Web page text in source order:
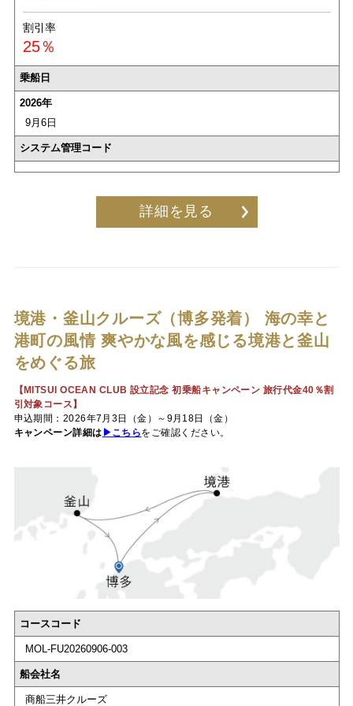
割引率
25％
乗船日
2026年
9月6日
システム管理コード
詳細を見る
境港・釜山クルーズ（博多発着） 海の幸と
港町の風情 爽やかな風を感じる境港と釜山
をめぐる旅
【MITSUI OCEAN CLUB 設立記念 初乗船キャンペーン 旅行代金40％割
引対象コース】
申込期間：2026年7月3日（金）～9月18日（金）
キャンペーン詳細は ▶こちらをご確認ください。
コースコード
MOL-FU20260906-003
船会社名
商船三井クルーズ